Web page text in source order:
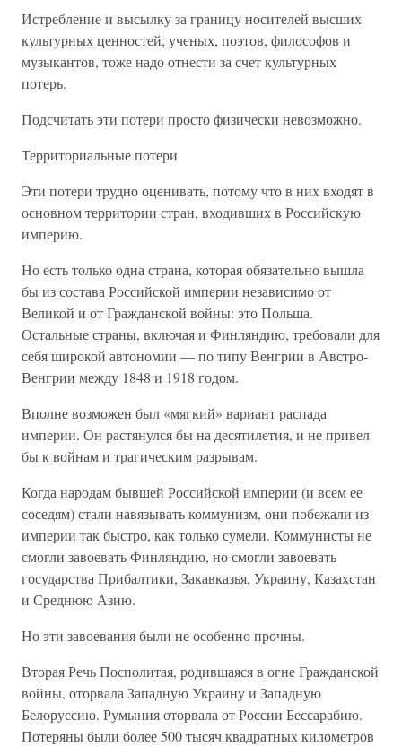
Истребление и высылку за границу носителей высших
культурных ценностей, ученых, поэтов, философов и
музыкантов, тоже надо отнести за счет культурных
потерь.
Подсчитать эти потери просто физически невозможно.
Территориальные потери
Эти потери трудно оценивать, потому что в них входят в
основном территории стран, входивших в Российскую
империю.
Но есть только одна страна, которая обязательно вышла
бы из состава Российской империи независимо от
Великой и от Гражданской войны: это Польша.
Остальные страны, включая и Финляндию, требовали для
себя широкой автономии — по типу Венгрии в Австро-
Венгрии между 1848 и 1918 годом.
Вполне возможен был «мягкий» вариант распада
империи. Он растянулся бы на десятилетия, и не привел
бы к войнам и трагическим разрывам.
Когда народам бывшей Российской империи (и всем ее
соседям) стали навязывать коммунизм, они побежали из
империи так быстро, как только сумели. Коммунисты не
смогли завоевать Финляндию, но смогли завоевать
государства Прибалтики, Закавказья, Украину, Казахстан
и Среднюю Азию.
Но эти завоевания были не особенно прочны.
Вторая Речь Посполитая, родившаяся в огне Гражданской
войны, оторвала Западную Украину и Западную
Белоруссию. Румыния оторвала от России Бессарабию.
Потеряны были более 500 тысяч квадратных километров